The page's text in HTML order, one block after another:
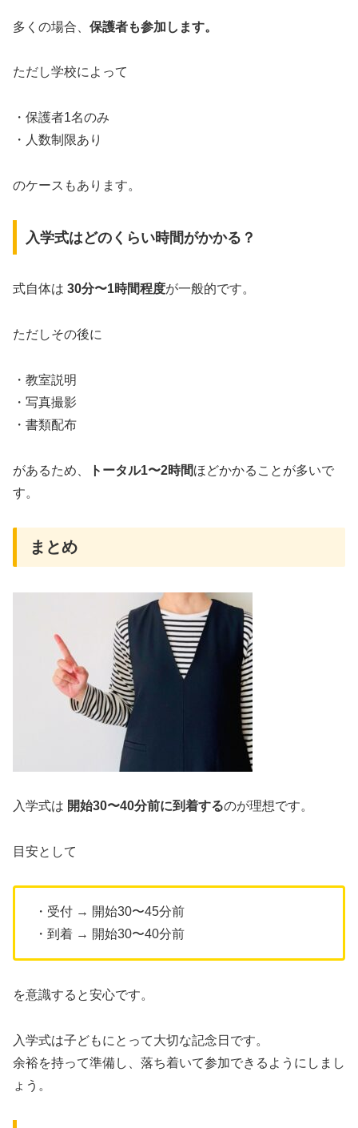
多くの場合、 保護者も参加します。
ただし学校によって
・保護者1名のみ
・人数制限あり
のケースもあります。
入学式はどのくらい時間がかかる？
式自体は 30分〜1時間程度が一般的です。
ただしその後に
・教室説明
・写真撮影
・書類配布
があるため、 トータル1〜2時間ほどかかることが多いで
す。
まとめ
入学式は 開始30〜40分前に到着するのが理想です。
目安として
・受付 → 開始30〜45分前
・到着 → 開始30〜40分前
を意識すると安心です。
入学式は子どもにとって大切な記念日です。
余裕を持って準備し、落ち着いて参加できるようにしまし
ょう。